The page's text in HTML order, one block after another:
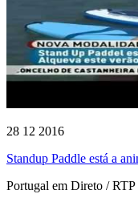
28 12 2016
Standup Paddle está a
Portugal em Direto / RTP